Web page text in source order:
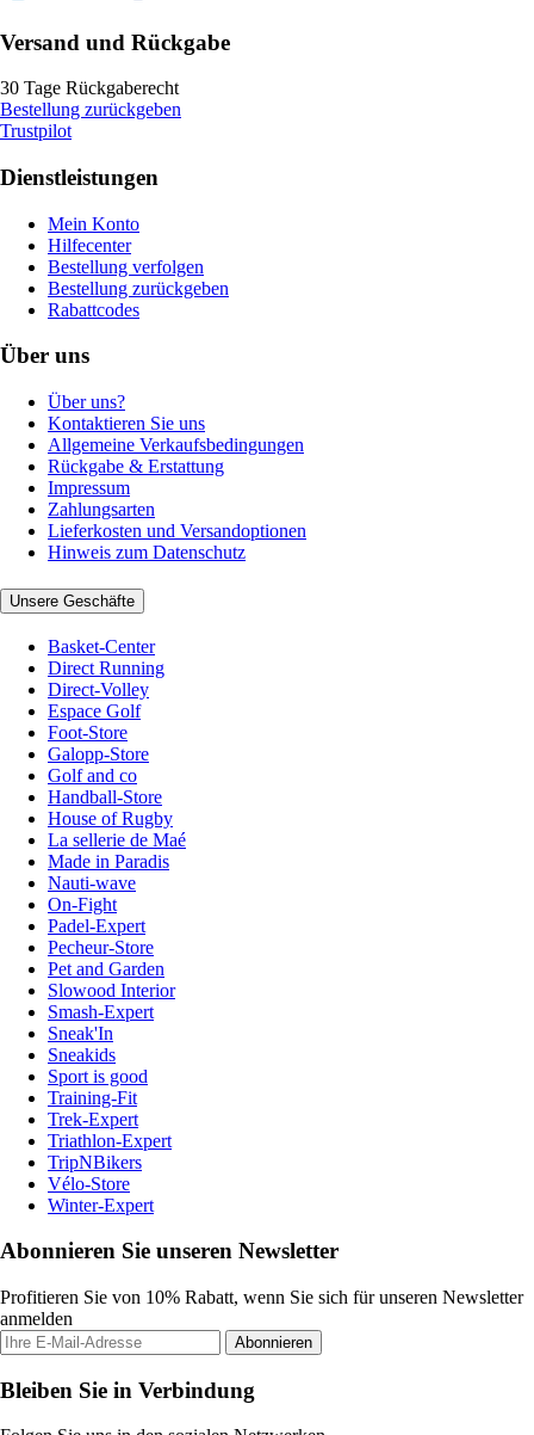
Versand und Rückgabe
30 Tage Rückgaberecht
Bestellung zurückgeben
Trustpilot
Dienstleistungen
Mein Konto
Hilfecenter
Bestellung verfolgen
Bestellung zurückgeben
Rabattcodes
Über uns
Über uns?
Kontaktieren Sie uns
Allgemeine Verkaufsbedingungen
Rückgabe & Erstattung
Impressum
Zahlungsarten
Lieferkosten und Versandoptionen
Hinweis zum Datenschutz
Unsere Geschäfte
Basket-Center
Direct Running
Direct-Volley
Espace Golf
Foot-Store
Galopp-Store
Golf and co
Handball-Store
House of Rugby
La sellerie de Maé
Made in Paradis
Nauti-wave
On-Fight
Padel-Expert
Pecheur-Store
Pet and Garden
Slowood Interior
Smash-Expert
Sneak'In
Sneakids
Sport is good
Training-Fit
Trek-Expert
Triathlon-Expert
TripNBikers
Vélo-Store
Winter-Expert
Abonnieren Sie unseren Newsletter
Profitieren Sie von 10% Rabatt, wenn Sie sich für unseren Newsletter
anmelden
Abonnieren
Bleiben Sie in Verbindung